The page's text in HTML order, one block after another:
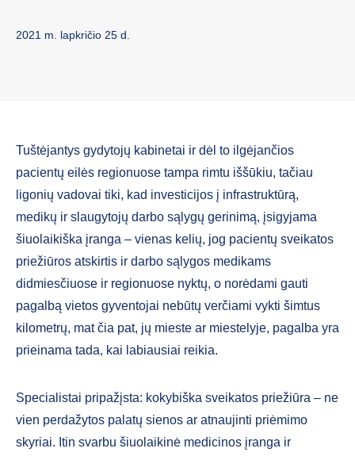
2021 m. lapkričio 25 d.
Tuštėjantys gydytojų kabinetai ir dėl to ilgėjančios
pacientų eilės regionuose tampa rimtu iššūkiu, tačiau
ligonių vadovai tiki, kad investicijos į infrastruktūrą,
medikų ir slaugytojų darbo sąlygų gerinimą, įsigyjama
šiuolaikiška įranga – vienas kelių, jog pacientų sveikatos
priežiūros atskirtis ir darbo sąlygos medikams
didmiesčiuose ir regionuose nyktų, o norėdami gauti
pagalbą vietos gyventojai nebūtų verčiami vykti šimtus
kilometrų, mat čia pat, jų mieste ar miestelyje, pagalba yra
prieinama tada, kai labiausiai reikia.
Specialistai pripažįsta: kokybiška sveikatos priežiūra – ne
vien perdažytos palatų sienos ar atnaujinti priėmimo
skyriai. Itin svarbu šiuolaikinė medicinos įranga ir